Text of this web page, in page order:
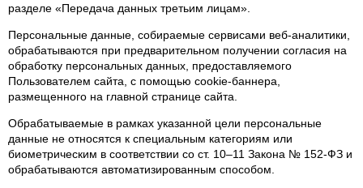
разделе «Передача данных третьим лицам».
Персональные данные, собираемые сервисами веб-аналитики,
обрабатываются при предварительном получении согласия на
обработку персональных данных, предоставляемого
Пользователем сайта, с помощью cookie-баннера,
размещенного на главной странице сайта.
Обрабатываемые в рамках указанной цели персональные
данные не относятся к специальным категориям или
биометрическим в соответствии со ст. 10–11 Закона № 152-ФЗ и
обрабатываются автоматизированным способом.